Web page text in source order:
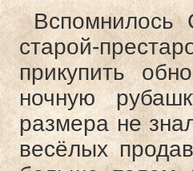
Вспомнилось
старой-
прикупить
ночную
размера не
весёлых